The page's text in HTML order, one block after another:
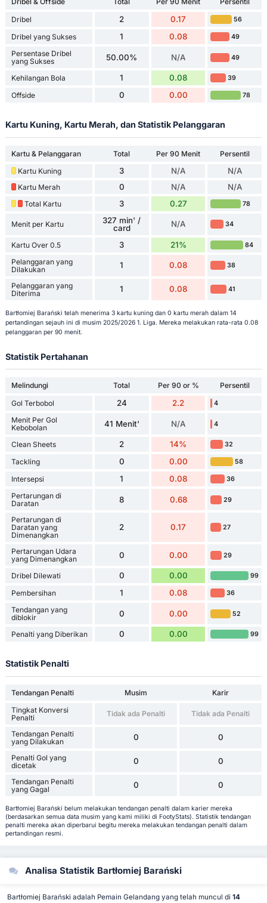
Dribel
2 0.17 56
Dribel yang Sukses 1 0.08 49
Persentase Dribel
yang Sukses
50.00% N/A 49
Kehilangan Bola 1 0.08 39
Offside 0 0.00 78
Kartu Kuning, Kartu Merah, dan Statistik Pelanggaran
Kartu & Pelanggaran Total Per 90 Menit
Persentil
Kartu Kuning
3 N/A N/A
Kartu Merah 0 N/A N/A
Total Kartu 3 0.27 78
Menit per Kartu
327 min' /
card
N/A 34
Kartu Over 0.5 3 21% 84
Pelanggaran yang
Dilakukan
1 0.08 38
Pelanggaran yang
Diterima
1 0.08 41
Bartłomiej Barański telah menerima 3 kartu kuning dan 0 kartu merah dalam 14
pertandingan sejauh ini di musim 2025/2026 1. Liga. Mereka melakukan rata-rata 0.08
pelanggaran per 90 menit.
Statistik Pertahanan
Melindungi Total Per 90 or %
Persentil
Gol Terbobol
24 2.2 4
Menit Per Gol
Kebobolan
41 Menit' N/A 4
Clean Sheets 2 14% 32
Tackling 0 0.00 58
Intersepsi 1 0.08 36
Pertarungan di
Daratan
8 0.68 29
Pertarungan di
Daratan yang
Dimenangkan
2 0.17 27
Pertarungan Udara
yang Dimenangkan
0 0.00 29
Dribel Dilewati 0 0.00 99
Pembersihan 1 0.08 36
Tendangan yang
diblokir
0 0.00 52
Penalti yang Diberikan 0 0.00 99
Statistik Penalti
Tendangan Penalti Musim
Karir
Tingkat Konversi
Penalti
Tidak ada Penalti Tidak ada Penalti
Tendangan Penalti
yang Dilakukan
0 0
Penalti Gol yang
dicetak
0 0
Tendangan Penalti
yang Gagal
0 0
Bartłomiej Barański belum melakukan tendangan penalti dalam karier mereka
(berdasarkan semua data musim yang kami miliki di FootyStats). Statistik tendangan
penalti mereka akan diperbarui begitu mereka melakukan tendangan penalti dalam
pertandingan resmi.
Analisa Statistik Bartłomiej Barański
Bartłomiej Barański adalah Pemain Gelandang yang telah muncul di 14